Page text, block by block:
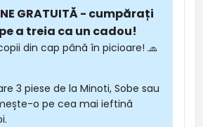
GRATUITĂ - cumpărați
a treia ca un cadou!
din cap până în picioare! 🧢
3 piese de la Minoti, Sobe sau
o pe cea mai ieftină